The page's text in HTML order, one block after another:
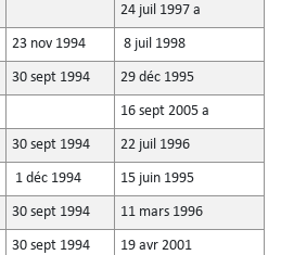
24 juil 1997 a
23 nov 1994 8 juil 1998
30 sept 1994 29 déc 1995
16 sept 2005 a
30 sept 1994 22 juil 1996
1 déc 1994 15 juin 1995
30 sept 1994 11 mars 1996
30 sept 1994 19 avr 2001